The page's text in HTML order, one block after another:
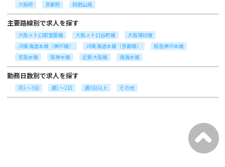
大阪府 京都府 和歌山県
主要路線別で求人を探す
大阪メトロ御堂筋線 大阪メトロ谷町線
大阪環状線
JR東海道本線（神戸線）
JR東海道本線（京都線）
阪急神戸本線
京阪本線
阪神本線 近鉄大阪線 南海本線
勤務日数別で求人を探す
月1～3日 週1～2日 週3日以上 その他